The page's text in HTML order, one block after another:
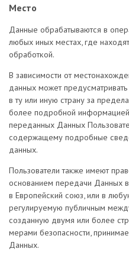
Место
Данные обрабатываются в
любых иных местах, где
обработкой.
В зависимости от
данных может
в ту или иную страну за
более подробной
переданных Данных
содержащему подробные
данных.
Пользователи также имеют
основанием передачи Данных
в Европейский союз, или в
регулируемую публичным
созданную двумя или более
мерами безопасности,
Данных.